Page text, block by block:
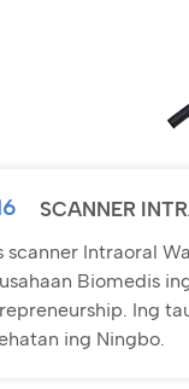
SCANNER
scanner Intraoral
Biomedis
Ing
ing Ningbo.